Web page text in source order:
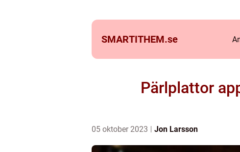
SMARTITHEM.se
Pärlplattor
05 oktober 2023 Jon Larsson